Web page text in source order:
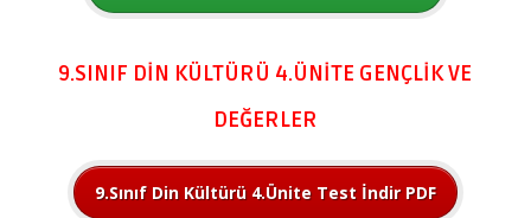
9.SINIF DİN KÜLTÜRÜ 4.ÜNİTE GENÇLİK VE
DEĞERLER
9.Sınıf Din Kültürü 4.Ünite Test İndir PDF